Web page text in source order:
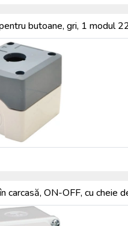
butoane, gri, 1 modul
carcasă, ON-OFF, cu